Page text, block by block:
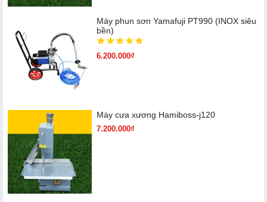
Máy phun sơn Yamafuji PT990 (INOX siêu
bền)
6.200.000₫
Máy cưa xương Hamiboss-j120
7.200.000₫